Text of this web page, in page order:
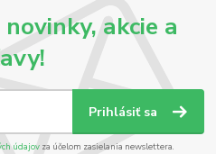
akcie a
Prihlásiť sa
údajov za účelom zasielania newslettera.